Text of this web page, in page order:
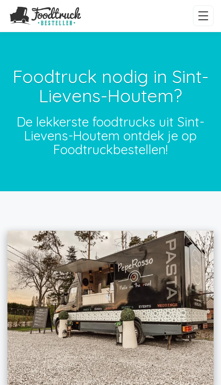
Foodtruck nodig in Sint-
Lievens-Houtem?
De lekkerste foodtrucks uit Sint-
Lievens-Houtem ontdek je op
Foodtruckbestellen!